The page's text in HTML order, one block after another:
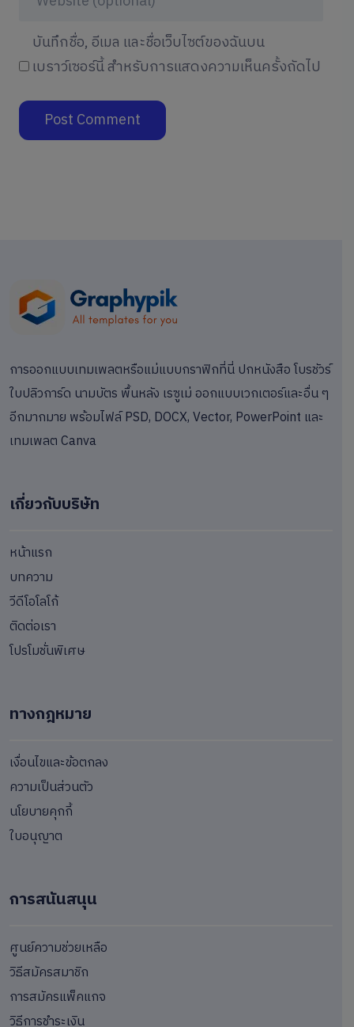
บันทึกชื่อ, อีเมล และชื่อเว็บไซต์ของฉันบน
เบราว์เซอร์นี้ สำหรับการแสดงความเห็นครั้งถัดไป
การออกแบบเทมเพลตหรือแม่แบบกราฟิกที่นี่ ปกหนังสือ โบรชัวร์
ใบปลิวการ์ด นามบัตร พื้นหลัง เรซูเม่ ออกแบบเวกเตอร์และอื่น ๆ
อีกมากมาย พร้อมไฟล์ PSD, DOCX, Vector, PowerPoint และ
เทมเพลต Canva
เกี่ยวกับบริษัท
หน้าแรก
บทความ
วีดีโอโลโก้
ติดต่อเรา
โปรโมชั่นพิเศษ
ทางกฎหมาย
เงื่อนไขและข้อตกลง
ความเป็นส่วนตัว
นโยบายคุกกี้
ใบอนุญาต
การสนันสนุน
ศูนย์ความช่วยเหลือ
วิธีสมัครสมาชิก
การสมัครแพ็คแกจ
วิธีการชำระเงิน